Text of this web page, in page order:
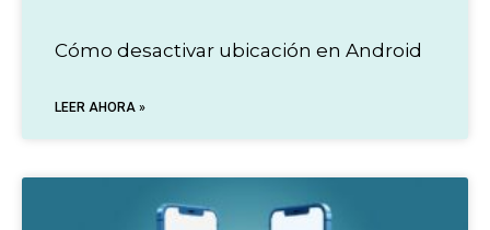
Cómo desactivar ubicación en Android
LEER AHORA »